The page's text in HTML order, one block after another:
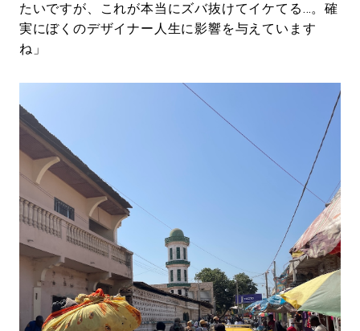
たいですが、これが本当にズバ抜けてイケてる…。確
実にぼくのデザイナー人生に影響を与えています
ね」